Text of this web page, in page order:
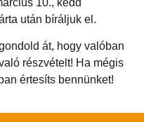
után bíráljuk el.
át, hogy valóban
részvételt! Ha mégis
értesíts bennünket!